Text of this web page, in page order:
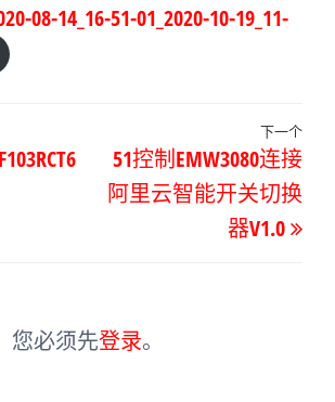
08-14_16-51-01_2020-10-19_11-
下
一
篇
文
下一个
51控制EMW3080连接
阿里云智能开关切换
器V1.0
您必须先登录。